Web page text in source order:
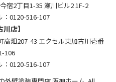
宿2丁目1-35 瀬川ビル2 1F-2
：0120-516-107
川店】
高畑207-43 エクセル東加古川壱番
106
：0120-516-107